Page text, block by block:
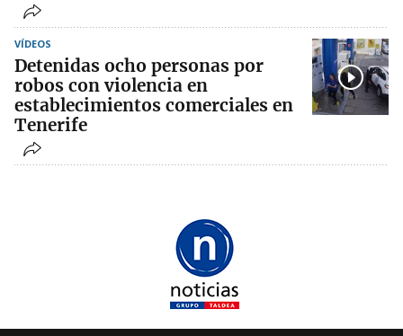
VÍDEOS
Detenidas ocho personas por
robos con violencia en
establecimientos comerciales en
Tenerife